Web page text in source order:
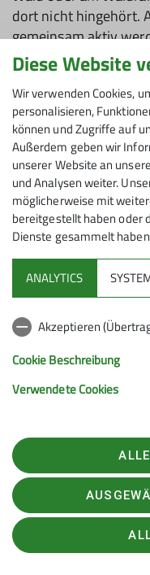
dort nicht hingehört.
gemeinsam aktiv
wir gerne Erholung
Ausgerüstet mit
eigene mitbringen)
wichtigen Beitrag zur
Nach der Aktion
Kuchen
geselliger Runde
Für Müllsäcke und
eigene Handschuhe
Treffpunkt:13 Uhr
Anmeldung/Infos:
Wir freuen uns auf
gemeinsam Gutes für
Zur Ausschreibung
Diese Website
Wir verwenden Cookies,
personalisieren,
können und Zugriffe auf
Außerdem geben wir
unserer Website an
und Analysen weiter.
möglicherweise mit
bereitgestellt haben oder
Dienste gesammelt
ANALYTICS
Akzeptieren
Cookie Beschreibung
Verwendete Cookies